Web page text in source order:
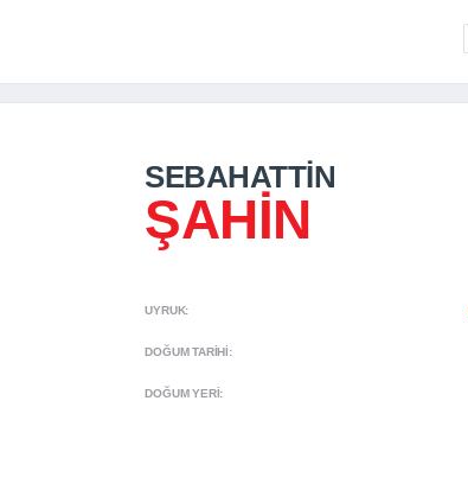
SEBAHATTIN
ŞAHIN
UYRUK:
DOĞUM TARIHI:
DOĞUM YERI: